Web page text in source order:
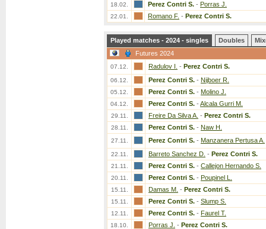
18.02. Perez Contri S. - Porras J.
22.01. Romano F. - Perez Contri S.
Played matches - 2024 - singles Doubles
Futures 2024
07.12. Radulov I. - Perez Contri S.
06.12. Perez Contri S. - Nijboer R.
05.12. Perez Contri S. - Molino J.
04.12. Perez Contri S. - Alcala Gurri M.
29.11. Freire Da Silva A. - Perez Contri S.
28.11. Perez Contri S. - Naw H.
27.11. Perez Contri S. - Manzanera Pertusa A.
22.11. Barreto Sanchez D. - Perez Contri S.
21.11. Perez Contri S. - Callejon Hernando S.
20.11. Perez Contri S. - Poupinel L.
15.11. Damas M. - Perez Contri S.
15.11. Perez Contri S. - Slump S.
12.11. Perez Contri S. - Faurel T.
18.10. Porras J. - Perez Contri S.